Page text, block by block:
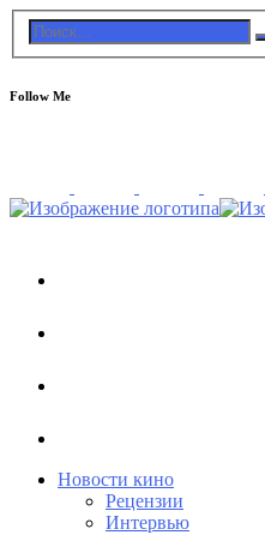
Follow Me
Новости кино
Рецензии
Интервью